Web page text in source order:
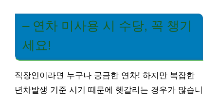
– 연차 미사용 시 수당, 꼭 챙기
세요!
직장인이라면 누구나 궁금한 연차! 하지만 복잡한
년차발생 기준 시기 때문에 헷갈리는 경우가 많습니